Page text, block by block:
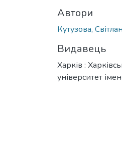
Автори
Кутузова,
Видавець
Харків :
університет